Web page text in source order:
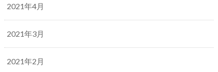
2021年4月
2021年3月
2021年2月